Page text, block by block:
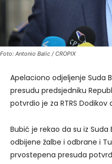
Foto: Antonio Balic / CROPIX
Apelaciono odjeljenje Suda
presudu predsjedniku
potvrdio je za RTRS
Bubić je rekao da su iz
odbijene žalbe i odbrane i
prvostepena presuda